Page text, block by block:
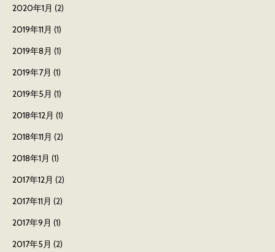
2020年1月 (2)
2019年11月 (1)
2019年8月 (1)
2019年7月 (1)
2019年5月 (1)
2018年12月 (1)
2018年11月 (2)
2018年1月 (1)
2017年12月 (2)
2017年11月 (2)
2017年9月 (1)
2017年5月 (2)